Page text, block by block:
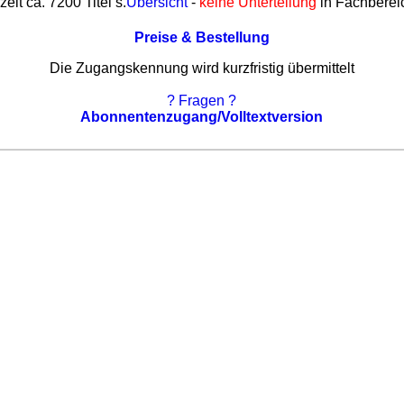
Preise & Bestellung
Die Zugangskennung wird kurzfristig übermittelt
? Fragen ?
Abonnentenzugang/Volltextversion